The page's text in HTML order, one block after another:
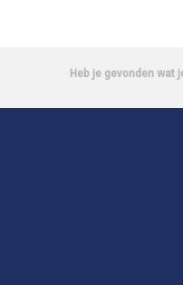
Heb je gevonden wat